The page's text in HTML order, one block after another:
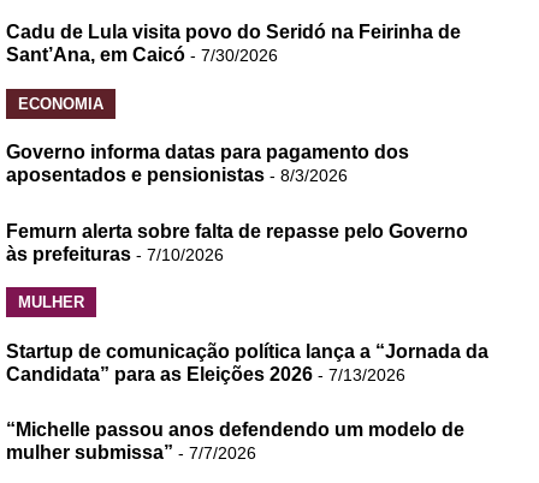
Cadu de Lula visita povo do Seridó na Feirinha de
Sant’Ana, em Caicó - 7/30/2026
ECONOMIA
Governo informa datas para pagamento dos
aposentados e pensionistas - 8/3/2026
Femurn alerta sobre falta de repasse pelo Governo
às prefeituras - 7/10/2026
MULHER
Startup de comunicação política lança a “Jornada da
Candidata” para as Eleições 2026 - 7/13/2026
“Michelle passou anos defendendo um modelo de
mulher submissa” - 7/7/2026